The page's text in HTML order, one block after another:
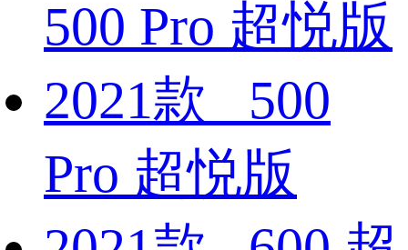
500 Pro 超悦版
2021款 500
Pro 超悦版